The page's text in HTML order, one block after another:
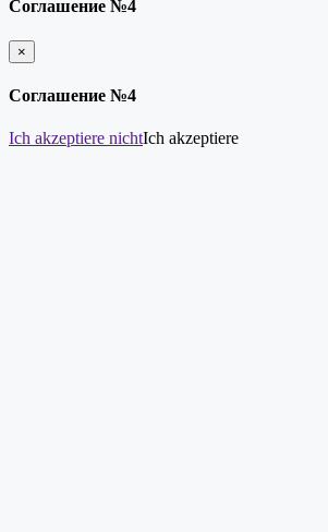
Соглашение №4
×
schließen
Соглашение №4
Ich akzeptiere nichtIch akzeptiere